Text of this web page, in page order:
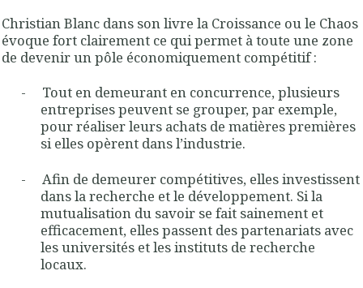
Christian Blanc dans son livre la Croissance ou le Chaos
évoque fort clairement ce qui permet à toute une zone
de devenir un pôle économiquement compétitif :
-
Tout en demeurant en concurrence, plusieurs
entreprises peuvent se grouper, par exemple,
pour réaliser leurs achats de matières premières
si elles opèrent dans l’industrie.
-
Afin de demeurer compétitives, elles investissent
dans la recherche et le développement. Si la
mutualisation du savoir se fait sainement et
efficacement, elles passent des partenariats avec
les universités et les instituts de recherche
locaux.